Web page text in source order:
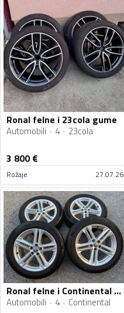
Ronal felne i 23cola gume
Automobili 4 23cola
3 800€
Rožaje 27.07.26
Ronal felne i Continental gume
Automobili 4 Continental